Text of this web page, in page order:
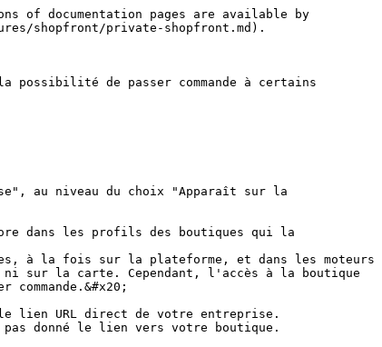
of documentation pages are available by
shopfront/private-shopfront.md).
de passer commande à certains
au niveau du choix "Apparaît sur la
dans les profils des boutiques qui la
à la fois sur la plateforme, et dans les moteurs
sur la carte. Cependant, l'accès à la boutique
pas donné le lien vers votre boutique.